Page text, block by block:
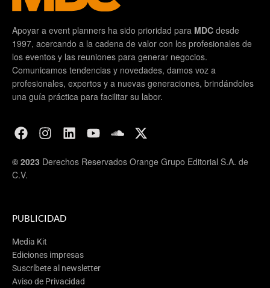
Apoyar a event planners ha sido prioridad para MDC desde
1997, acercando a la cadena de valor con los profesionales de
los eventos y las reuniones para generar negocios.
Comunicamos tendencias y novedades, damos voz a
profesionales, expertos y a nuevas generaciones, brindándoles
una guía práctica para facilitar su labor.
© 2023 Derechos Reservados Orange Grupo Editorial S.A. de
C.V.
PUBLICIDAD
Media Kit
Ediciones impresas
Suscríbete al newsletter
Aviso de Privacidad